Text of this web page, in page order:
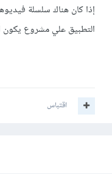
إذا كان هناك سلسلة
التطبيق علي مشروع يكون
اقتباس